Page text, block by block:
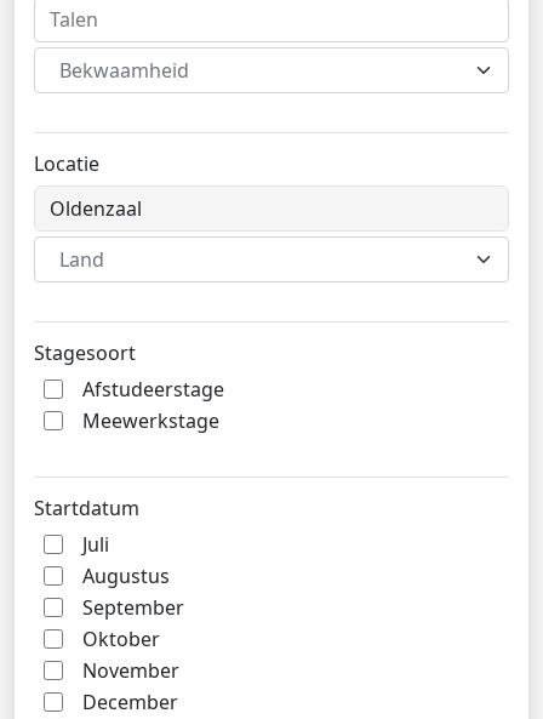
Bekwaamheid
Locatie
Land
Stagesoort
Afstudeerstage
Meewerkstage
Startdatum
Juli
Augustus
September
Oktober
November
December